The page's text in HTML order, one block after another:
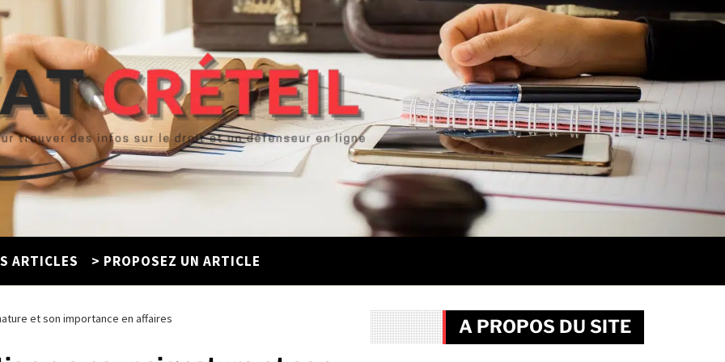
ARTICLES > PROPOSEZ UN ARTICLE
et son importance en affaires A PROPOS DU SITE